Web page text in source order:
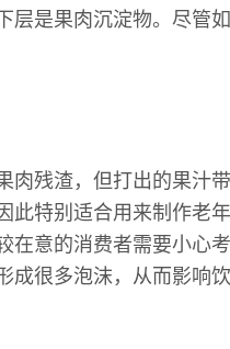
层是果肉沉淀物。尽管
肉残渣，但打出的果汁
此特别适合用来制作老
在意的消费者需要小心
成很多泡沫，从而影响